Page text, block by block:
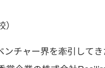
チャー界を牽引して